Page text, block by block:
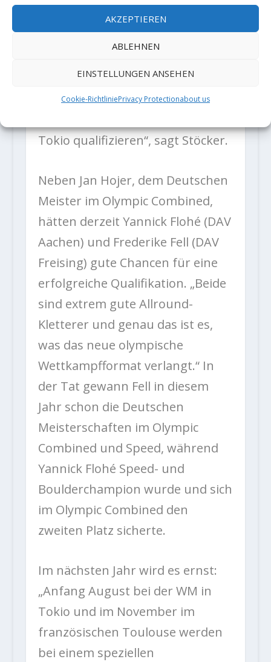
AKZEPTIEREN
ABLEHNEN
EINSTELLUNGEN ANSEHEN
Cookie-RichtliniePrivacy Protectionabout us
Großteil der internationalen
Boulder-Elite wird 2019 auch beim
Tickets für Olympia dabei sein.
„Ich bin sicher, dass sich ein bis
Tokio qualifizieren“, sagt Stöcker.
Neben Jan Hojer, dem Deutschen
Meister im Olympic Combined,
hätten derzeit Yannick Flohé (DAV
Aachen) und Frederike Fell (DAV
Freising) gute Chancen für eine
erfolgreiche Qualifikation. „Beide
sind extrem gute Allround-
Kletterer und genau das ist es,
was das neue olympische
Wettkampfformat verlangt.“ In
der Tat gewann Fell in diesem
Jahr schon die Deutschen
Meisterschaften im Olympic
Combined und Speed, während
Yannick Flohé Speed- und
Boulderchampion wurde und sich
im Olympic Combined den
zweiten Platz sicherte.
Im nächsten Jahr wird es ernst:
„Anfang August bei der WM in
Tokio und im November im
französischen Toulouse werden
bei einem speziellen